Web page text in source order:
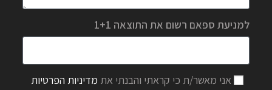
למניעת ספאם רשום את התוצאה 1+1
אני מאשר/ת כי קראתי והבנתי את מדיניות הפרטיות